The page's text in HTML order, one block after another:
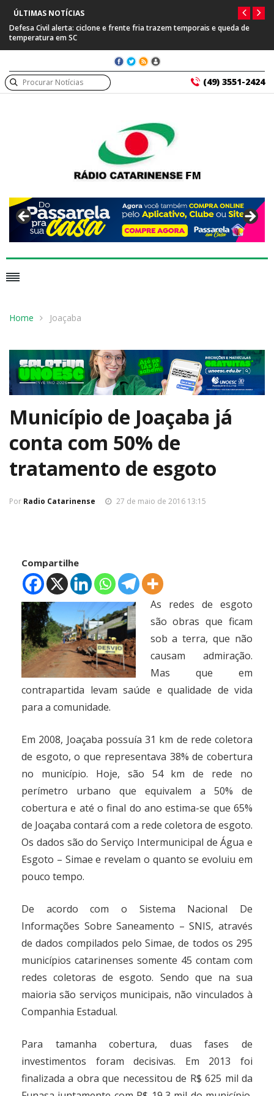
ÚLTIMAS NOTÍCIAS
Defesa Civil alerta: ciclone e frente fria trazem temporais e queda de
temperatura em SC
(49) 3551-2424
Home Joaçaba
Município de Joaçaba já
conta com 50% de
tratamento de esgoto
Por Radio Catarinense 27 de maio de 2016 13:15
Compartilhe
As redes de esgoto
são obras que ficam
sob a terra, que não
causam admiração.
Mas que em
contrapartida levam saúde e qualidade de vida
para a comunidade.
Em 2008, Joaçaba possuía 31 km de rede coletora
de esgoto, o que representava 38% de cobertura
no município. Hoje, são 54 km de rede no
perímetro urbano que equivalem a 50% de
cobertura e até o final do ano estima-se que 65%
de Joaçaba contará com a rede coletora de esgoto.
Os dados são do Serviço Intermunicipal de Água e
Esgoto – Simae e revelam o quanto se evoluiu em
pouco tempo.
De acordo com o Sistema Nacional De
Informações Sobre Saneamento – SNIS, através
de dados compilados pelo Simae, de todos os 295
municípios catarinenses somente 45 contam com
redes coletoras de esgoto. Sendo que na sua
maioria são serviços municipais, não vinculados à
Companhia Estadual.
Para tamanha cobertura, duas fases de
investimentos foram decisivas. Em 2013 foi
finalizada a obra que necessitou de R$ 625 mil da